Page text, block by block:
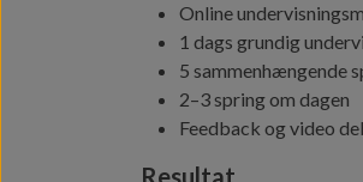
Online
1 dags grundig
5 sammenhængende
2–3 spring om dagen
Feedback og video